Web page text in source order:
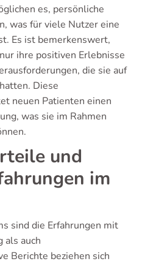
es, persönliche
was für viele Nutzer eine
Es ist bemerkenswert,
ihre positiven Erlebnisse
die sie auf
Diese
neuen Patienten einen
was sie im Rahmen
und
im
sind die Erfahrungen mit
als auch
Berichte beziehen sich